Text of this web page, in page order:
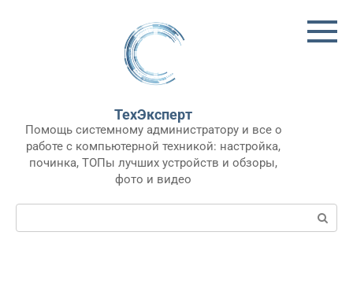
ТехЭксперт
Помощь системному администратору и все о
работе с компьютерной техникой: настройка,
починка, ТОПы лучших устройств и обзоры,
фото и видео
Поиск: